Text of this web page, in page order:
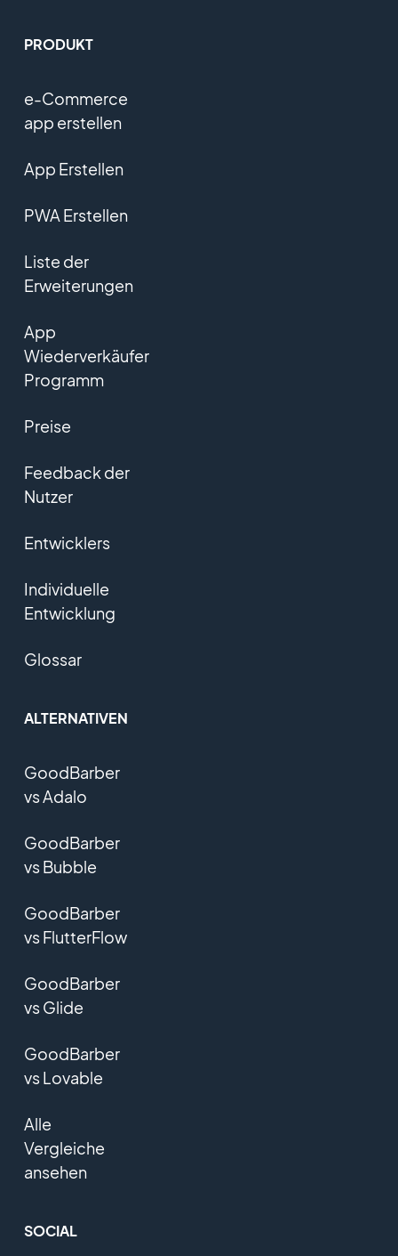
PRODUKT
e-Commerce
app erstellen
App Erstellen
PWA Erstellen
Liste der
Erweiterungen
App
Wiederverkäufer
Programm
Preise
Feedback der
Nutzer
Entwicklers
Individuelle
Entwicklung
Glossar
ALTERNATIVEN
GoodBarber
vs Adalo
GoodBarber
vs Bubble
GoodBarber
vs FlutterFlow
GoodBarber
vs Glide
GoodBarber
vs Lovable
Alle
Vergleiche
ansehen
SOCIAL